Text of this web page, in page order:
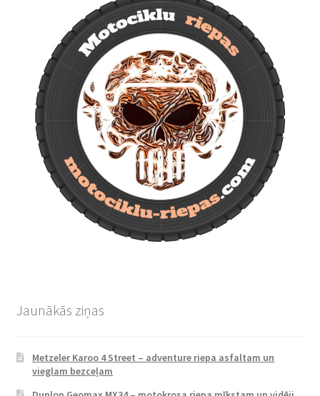
Jaunākās ziņas
Metzeler Karoo 4 Street – adventure riepa asfaltam un
vieglam bezceļam